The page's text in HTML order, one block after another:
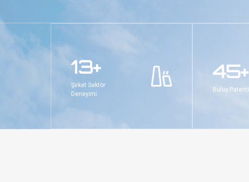
15+
Şirket Sektör
Deneyimi
50+
Buluş Patenti